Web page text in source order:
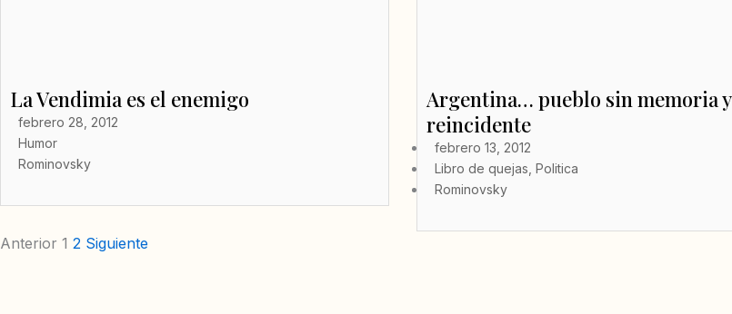
La Vendimia es el enemigo
febrero 28, 2012
Humor
Rominovsky
Argentina… pueblo sin memoria y
reincidente
febrero 13, 2012
Libro de quejas Politica
Rominovsky
Anterior 1 2 Siguiente